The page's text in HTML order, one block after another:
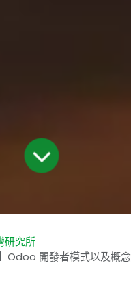
研究所
Odoo 開發者模式以及概念